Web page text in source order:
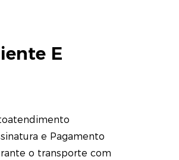
E
e Pagamento
o transporte com